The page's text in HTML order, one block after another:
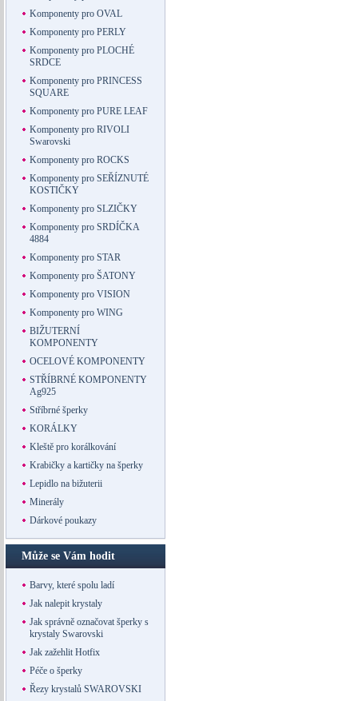
Komponenty pro OVAL
Komponenty pro PERLY
Komponenty pro PLOCHÉ
SRDCE
Komponenty pro PRINCESS
SQUARE
Komponenty pro PURE LEAF
Komponenty pro RIVOLI
Swarovski
Komponenty pro ROCKS
Komponenty pro SEŘÍZNUTÉ
KOSTIČKY
Komponenty pro SLZIČKY
Komponenty pro SRDÍČKA
4884
Komponenty pro STAR
Komponenty pro ŠATONY
Komponenty pro VISION
Komponenty pro WING
BIŽUTERNÍ
KOMPONENTY
OCELOVÉ KOMPONENTY
STŘÍBRNÉ KOMPONENTY
Ag925
Stříbrné šperky
KORÁLKY
Kleště pro korálkování
Krabičky a kartičky na šperky
Lepidlo na bižuterii
Minerály
Dárkové poukazy
Může se Vám hodit
Barvy, které spolu ladí
Jak nalepit krystaly
Jak správně označovat šperky s
krystaly Swarovski
Jak zažehlit Hotfix
Péče o šperky
Řezy krystalů SWAROVSKI